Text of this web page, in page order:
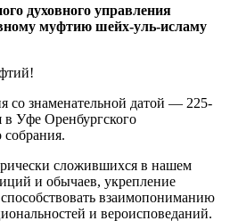
духовного управления
муфтию шейх-уль-исламу
со знаменательной датой — 225-
в Уфе Оренбургского
собрания.
сложившихся в нашем
и обычаев, укрепление
взаимопониманию
и вероисповеданий.